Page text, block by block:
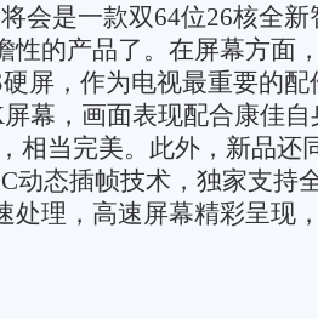
会是一款双64位26核全
性的产品了。在屏幕方面
屏，作为电视最重要的
幕，画面表现配合康佳自
相当完美。此外，新品还
动态插帧技术，独家支持
处理，高速屏幕精彩呈现